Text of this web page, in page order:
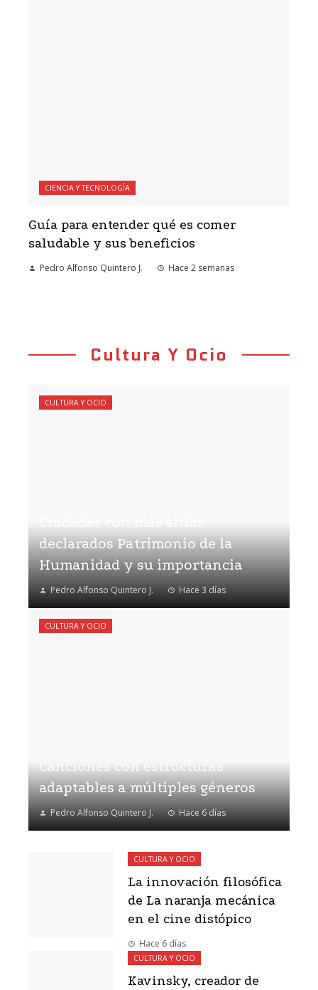
CIENCIA Y TECNOLOGÍA
Guía para entender qué es comer
saludable y sus beneficios
Pedro Alfonso Quintero J. Hace 2 semanas
Cultura Y Ocio
declarados Patrimonio de la
Humanidad y su importancia
Pedro Alfonso Quintero J. Hace 3 días
CULTURA Y OCIO
Canciones con estructuras
adaptables a múltiples géneros
Pedro Alfonso Quintero J. Hace 6 días
CULTURA Y OCIO
CULTURA Y OCIO
La innovación filosófica
de La naranja mecánica
en el cine distópico
Hace 6 días
CULTURA Y OCIO
Kavinsky, creador de